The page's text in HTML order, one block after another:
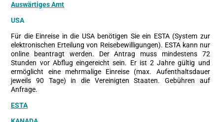
Auswärtiges Amt
USA
Für die Einreise in die USA benötigen Sie ein ESTA (System zur
elektronischen Erteilung von Reisebewilligungen). ESTA kann nur
online beantragt werden. Der Antrag muss mindestens 72
Stunden vor Abflug eingereicht sein. Er ist 2 Jahre gültig und
ermöglicht eine mehrmalige Einreise (max. Aufenthaltsdauer
jeweils 90 Tage) in die Vereinigten Staaten. Gebühren auf
Anfrage.
ESTA